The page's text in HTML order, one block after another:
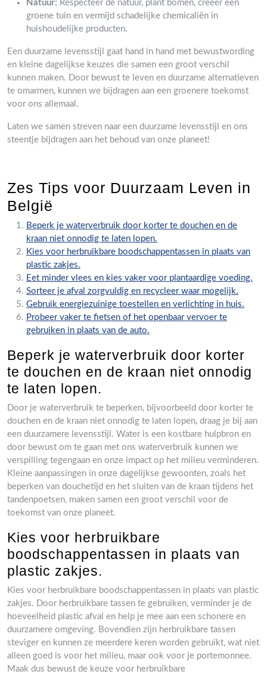
Natuur: Respecteer de natuur, plant bomen, creëer een
groene tuin en vermijd schadelijke chemicaliën in
huishoudelijke producten.
Een duurzame levensstijl gaat hand in hand met bewustwording
en kleine dagelijkse keuzes die samen een groot verschil
kunnen maken. Door bewust te leven en duurzame alternatieven
te omarmen, kunnen we bijdragen aan een groenere toekomst
voor ons allemaal.
Laten we samen streven naar een duurzame levensstijl en ons
steentje bijdragen aan het behoud van onze planeet!
Zes Tips voor Duurzaam Leven in
België
Beperk je waterverbruik door korter te douchen en de
kraan niet onnodig te laten lopen.
Kies voor herbruikbare boodschappentassen in plaats van
plastic zakjes.
Eet minder vlees en kies vaker voor plantaardige voeding.
Sorteer je afval zorgvuldig en recycleer waar mogelijk.
Gebruik energiezuinige toestellen en verlichting in huis.
Probeer vaker te fietsen of het openbaar vervoer te
gebruiken in plaats van de auto.
Beperk je waterverbruik door korter
te douchen en de kraan niet onnodig
te laten lopen.
Door je waterverbruik te beperken, bijvoorbeeld door korter te
douchen en de kraan niet onnodig te laten lopen, draag je bij aan
een duurzamere levensstijl. Water is een kostbare hulpbron en
door bewust om te gaan met ons waterverbruik kunnen we
verspilling tegengaan en onze impact op het milieu verminderen.
Kleine aanpassingen in onze dagelijkse gewoonten, zoals het
beperken van douchetijd en het sluiten van de kraan tijdens het
tandenpoetsen, maken samen een groot verschil voor de
toekomst van onze planeet.
Kies voor herbruikbare
boodschappentassen in plaats van
plastic zakjes.
Kies voor herbruikbare boodschappentassen in plaats van plastic
zakjes. Door herbruikbare tassen te gebruiken, verminder je de
hoeveelheid plastic afval en help je mee aan een schonere en
duurzamere omgeving. Bovendien zijn herbruikbare tassen
steviger en kunnen ze meerdere keren worden gebruikt, wat niet
alleen goed is voor het milieu, maar ook voor je portemonnee.
Maak dus bewust de keuze voor herbruikbare